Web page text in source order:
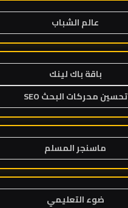
عالم الشباب
باقة باك لينك
تحسين محركات البحث SEO
ماسنجر المسلم
ضوء التعليمي